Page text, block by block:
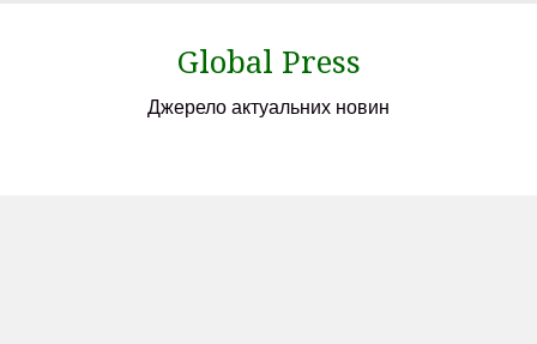
Global Press
Джерело актуальних новин